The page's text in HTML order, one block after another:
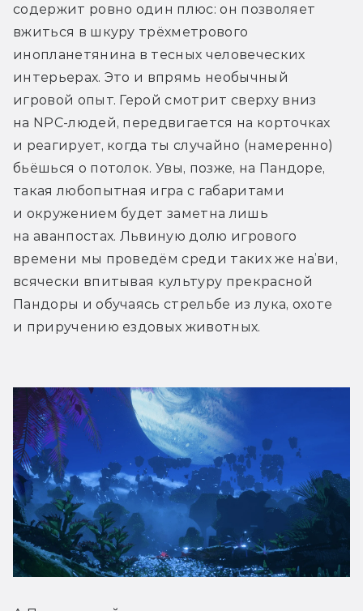
содержит ровно один плюс: он позволяет
вжиться в шкуру трёхметрового
инопланетянина в тесных человеческих
интерьерах. Это и впрямь необычный
игровой опыт. Герой смотрит сверху вниз
на NPC-людей, передвигается на корточках
и реагирует, когда ты случайно (намеренно)
бьёшься о потолок. Увы, позже, на Пандоре,
такая любопытная игра с габаритами
и окружением будет заметна лишь
на аванпостах. Львиную долю игрового
времени мы проведём среди таких же на’ви,
всячески впитывая культуру прекрасной
Пандоры и обучаясь стрельбе из лука, охоте
и приручению ездовых животных.